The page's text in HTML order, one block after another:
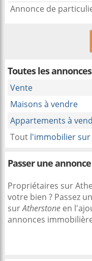
Annonce de
Toutes les
Vente
Maisons à vendre
Appartements à
Tout l'immobilier
Passer une
Propriétaires sur
votre bien ? Passez
surAtherstone en
annonces